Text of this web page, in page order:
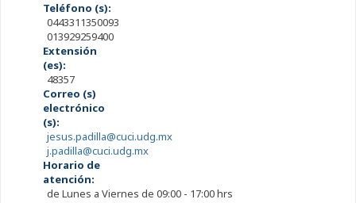
Teléfono (s):
0443311350093
013929259400
Extensión
(es):
48357
Correo (s)
electrónico
(s):
jesus.padilla@cuci.udg.mx
j.padilla@cuci.udg.mx
Horario de
atención:
de Lunes a Viernes de 09:00 - 17:00 hrs